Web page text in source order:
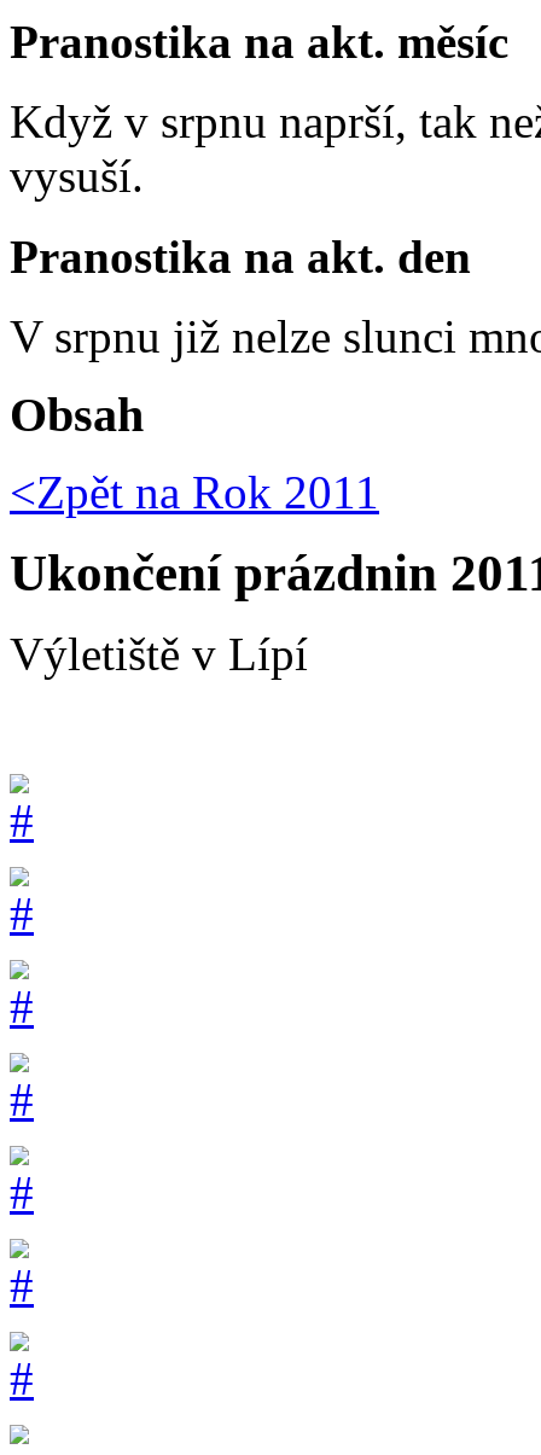
Pranostika na akt. měsíc
Když v srpnu naprší, tak
vysuší.
Pranostika na akt. den
V srpnu již nelze slunci
Obsah
<Zpět na Rok 2011
Ukončení prázdnin
Výletiště v Lípí